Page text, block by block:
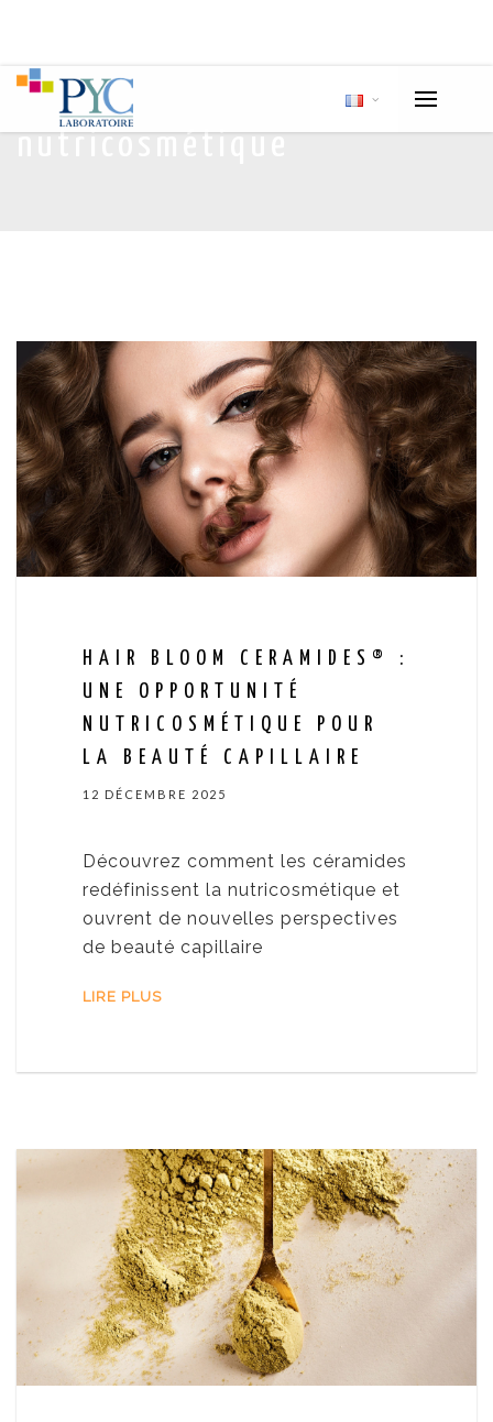
nutricosmétique
HAIR BLOOM CERAMIDES® :
UNE OPPORTUNITÉ
NUTRICOSMÉTIQUE POUR
LA BEAUTÉ CAPILLAIRE
12 DÉCEMBRE 2025
Découvrez comment les céramides
redéfinissent la nutricosmétique et
ouvrent de nouvelles perspectives
de beauté capillaire
LIRE PLUS